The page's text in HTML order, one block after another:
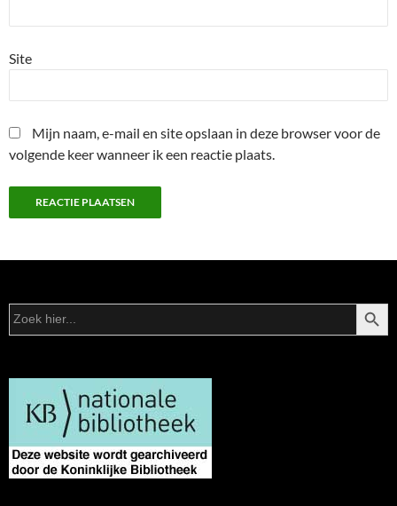
Site
Mijn naam, e-mail en site opslaan in deze browser voor de
volgende keer wanneer ik een reactie plaats.
Zoek
naar: